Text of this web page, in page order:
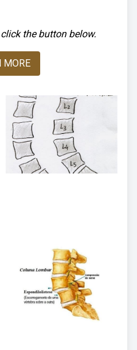
the button below.
MORE